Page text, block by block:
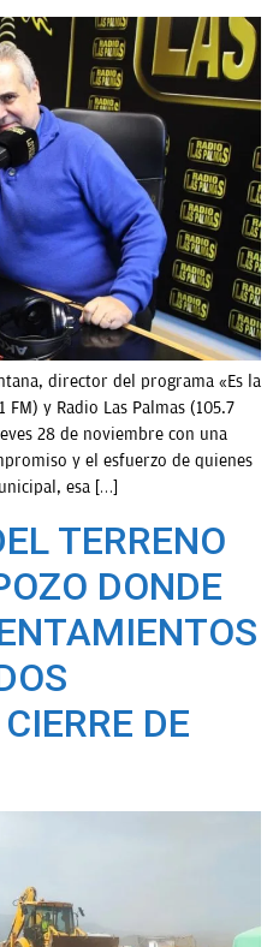
director del programa «Es la
FM) y Radio Las Palmas (105.7
28 de noviembre con una
y el esfuerzo de quienes
esa […]
TERRENO
DONDE
DE